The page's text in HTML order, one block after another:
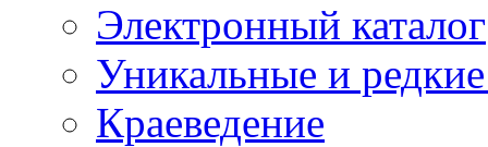
Электронный каталог
Уникальные и
Краеведение